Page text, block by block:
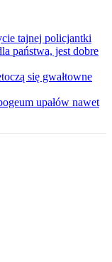
tajnej policjantki
państwa, jest dobre
się gwałtowne
upałów nawet